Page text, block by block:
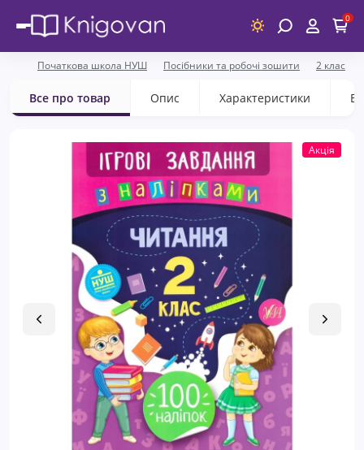
0
Початкова школа НУШ Посібники та робочі зошити 2 клас
Все про товар Опис Характеристики
Акція